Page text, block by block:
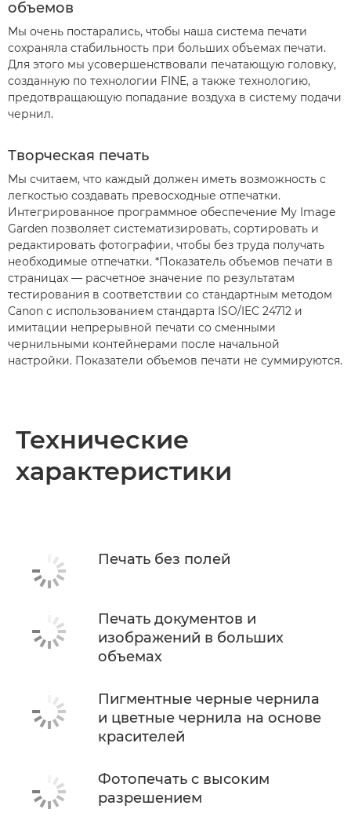
объемов
Мы очень постарались, чтобы наша система печати
сохраняла стабильность при больших объемах печати.
Для этого мы усовершенствовали печатающую головку,
созданную по технологии FINE, а также технологию,
предотвращающую попадание воздуха в систему подачи
чернил.
Творческая печать
Мы считаем, что каждый должен иметь возможность с
легкостью создавать превосходные отпечатки.
Интегрированное программное обеспечение My Image
Garden позволяет систематизировать, сортировать и
редактировать фотографии, чтобы без труда получать
необходимые отпечатки. *Показатель объемов печати в
страницах — расчетное значение по результатам
тестирования в соответствии со стандартным методом
Canon с использованием стандарта ISO/IEC 24712 и
имитации непрерывной печати со сменными
чернильными контейнерами после начальной
настройки. Показатели объемов печати не суммируются.
Технические
характеристики
Печать без полей
Печать документов и
изображений в больших
объемах
Пигментные черные чернила
и цветные чернила на основе
красителей
Фотопечать с высоким
разрешением